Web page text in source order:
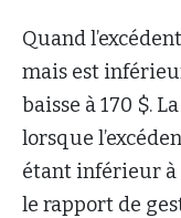
Quand
mais est
baisse à 170 $.
lorsque
étant inférieur à
le rapport de